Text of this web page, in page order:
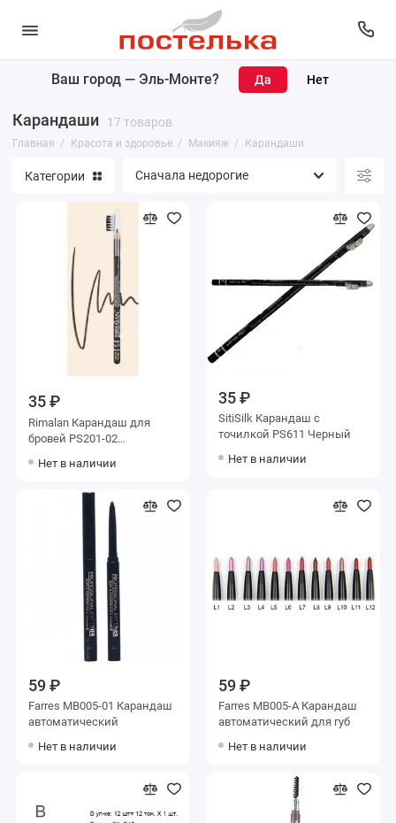
Ваш город — Эль-Монте?
Карандаши 17 товаров
Главная Красота и здоровье Макияж Карандаши
Карандаши для губ, глаз и бровей
Макияж
Уход за лицом
Уход за телом
Парфюмерия
Уход за волосами
Маникюр и педикюр
Категории
35 ₽
Rimalan Карандаш для
бровей PS201-02
Нет в наличии
35 ₽
SitiSilk Карандаш с
точилкой PS611 Черный
Нет в наличии
59 ₽
Farres MB005-01 Карандаш
автоматический
Нет в наличии
59 ₽
Farres MB005-A Карандаш
автоматический для губ
Нет в наличии